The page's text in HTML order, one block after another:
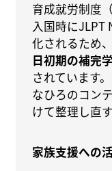
育成就労制度
入国時にJLPT
化されるため
日初期の補完
されています
なひろのコン
けて整理し直
家族支援への